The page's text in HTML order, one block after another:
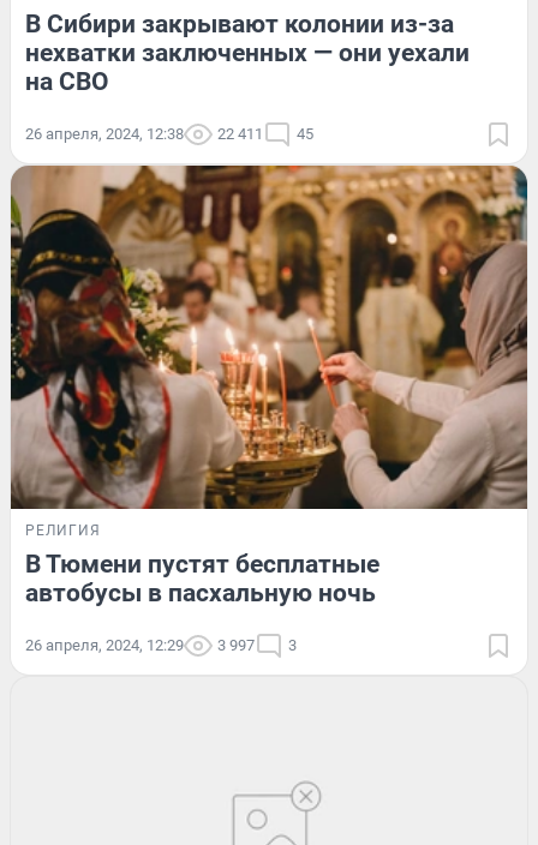
В Сибири закрывают колонии из-за
нехватки заключенных — они уехали
на СВО
26 апреля, 2024, 12:38 22 411 45
РЕЛИГИЯ
В Тюмени пустят бесплатные
автобусы в пасхальную ночь
26 апреля, 2024, 12:29 3 997 3